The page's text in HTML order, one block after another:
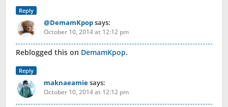
Reply
@DemamKpopsays:
October 10, 2014 at 12:12 pm
Reblogged this on DemamKpop.
Reply
maknaeamiesays:
October 10, 2014 at 12:12 pm